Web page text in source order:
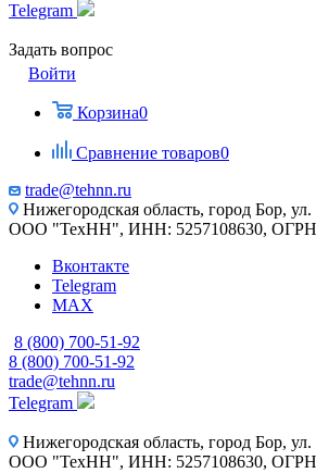
Telegram
Задать вопрос
Войти
Корзина0
Сравнение товаров0
trade@tehnn.ru
Нижегородская область, город Бор,
ООО "ТехНН", ИНН: 5257108630, ОГРН:
Вконтакте
Telegram
MAX
8 (800) 700-51-92
8 (800) 700-51-92
trade@tehnn.ru
Telegram
Нижегородская область, город Бор,
ООО "ТехНН", ИНН: 5257108630, ОГРН: